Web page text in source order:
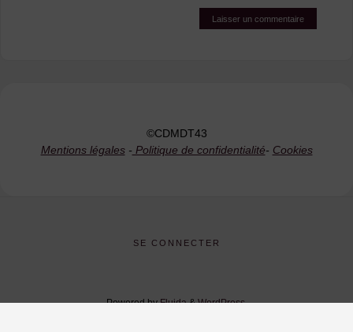
©CDMDT43
Mentions légales- Politique de confidentialité- Cookies
SE CONNECTER
Powered byFluida&WordPress.